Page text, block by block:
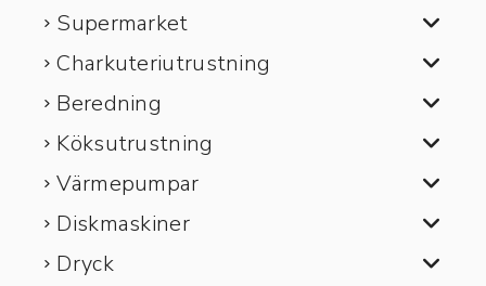
Supermarket
Charkuteriutrustning
Beredning
Köksutrustning
Värmepumpar
Diskmaskiner
Dryck